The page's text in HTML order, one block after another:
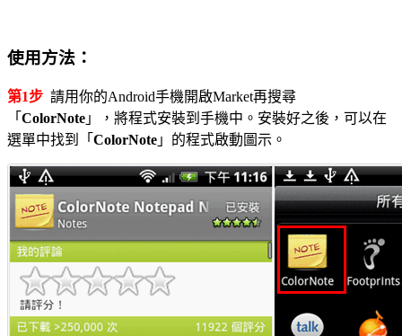
使用方法：
第1步 請用你的Android手機開啟Market再搜尋
「 ColorNote 」，將程式安裝到手機中。安裝好之後，可以在
選單中找到「 ColorNote 」的程式啟動圖示。